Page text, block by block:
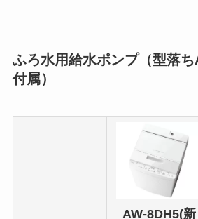
ふろ水用給水ポンプ（型落
付属）
AW-8DH5(新